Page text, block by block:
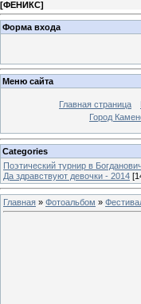
[ФЕНИКС]
Форма входа
Меню сайта
Главная страница
Город
Categories
Поэтический турнир в
Да здравствуют девочки - 2014
Главная » Фотоальбом »